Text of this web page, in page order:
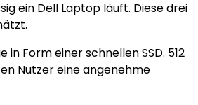
ein Dell Laptop läuft. Diese drei
in Form einer schnellen SSD. 512
Nutzer eine angenehme